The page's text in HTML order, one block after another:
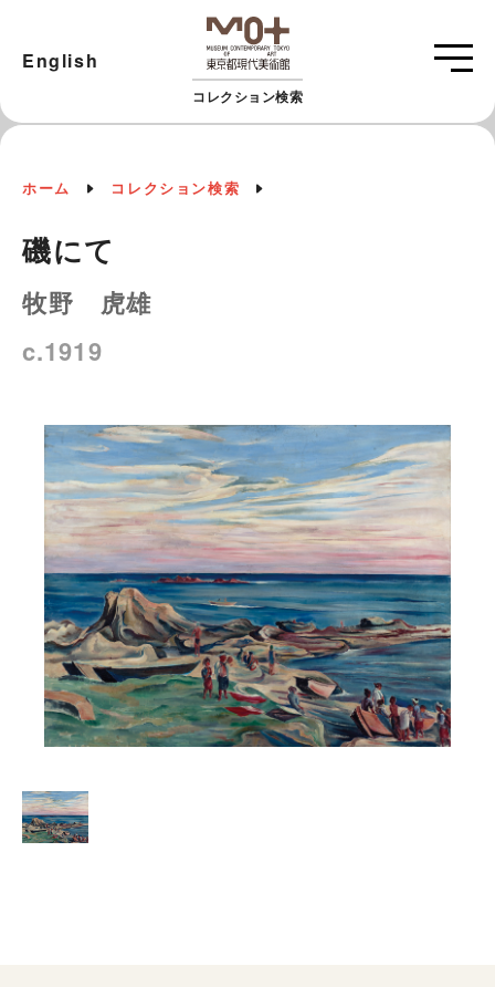
コレクション検索
English
ホーム コレクション検索
磯にて
牧野 虎雄
c.1919